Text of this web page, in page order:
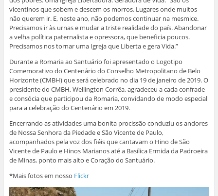
vicentinos que sobem e descem os morros. Lugares onde muitos
não querem ir. E, neste ano, não podemos continuar na mesmice.
Precisamos ir às urnas e mudar a triste realidade do país. Abandonar
a velha política paternalista e opressora, que beneficia poucos.
Precisamos nos tornar uma Igreja que Liberta e gera Vida.”
Durante a Romaria ao Santuário foi apresentado o Logotipo
Comemorativo do Centenário do Conselho Metropolitano de Belo
Horizonte (CMBH) que será celebrado no dia 19 de janeiro de 2019. O
presidente do CMBH, Wellington Corrêa, agradeceu a cada confrade
e consócia que participou da Romaria, convidando de modo especial
para a celebração do Centenário em 2019.
Encerrando as atividades uma bonita procissão conduziu os andores
de Nossa Senhora da Piedade e São Vicente de Paulo,
acompanhados pela voz dos fiéis que cantavam o Hino de São
Vicente de Paulo e Hinos Marianos até a Basílica Ermida da Padroeira
de Minas, ponto mais alto e Coração do Santuário.
*Mais fotos em nosso Flickr